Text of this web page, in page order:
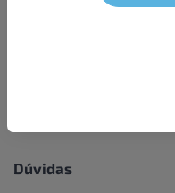
Dúvidas